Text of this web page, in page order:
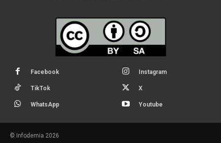
Facebook Instagram
TikTok X
WhatsApp Youtube
© Infodemia 2026